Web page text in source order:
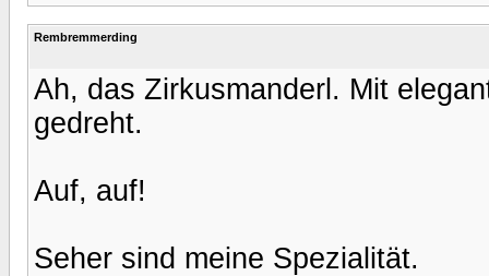
Rembremmerding
Ah, das Zirkusmanderl. Mit
gedreht.
Auf, auf!
Seher sind meine Spezialität.